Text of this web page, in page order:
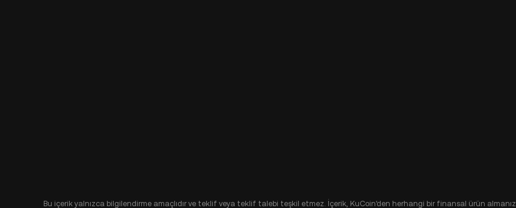
Bu içerik yalnızca bilgilendirme amaçlıdır ve teklif veya teklif talebi teşkil etmez. İçerik, KuCoin'den herhangi bir finansal ürün